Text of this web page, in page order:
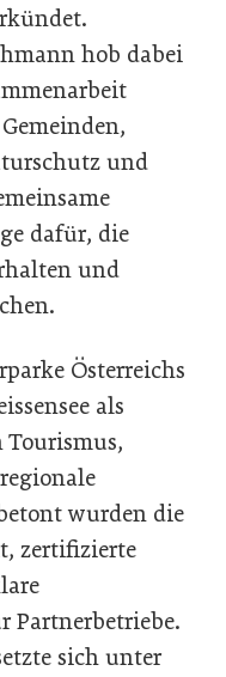
hob dabei
und
dafür, die
und
Österreichs
als
Tourismus,
wurden die
zertifizierte
sich unter